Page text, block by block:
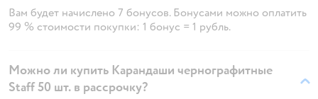
Вам будет начислено 7 бонусов. Бонусами можно оплатить
99 % стоимости покупки: 1 бонус = 1 рубль.
Можно ли купить Карандаши чернографитные
Staff 50 шт. в рассрочку?